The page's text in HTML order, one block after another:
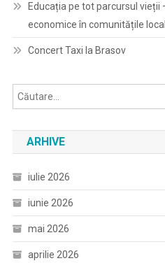
Educația pe tot parcursul vieții
economice în comunitățile
Concert Taxi la Brasov
ARHIVE
iulie 2026
iunie 2026
mai 2026
aprilie 2026